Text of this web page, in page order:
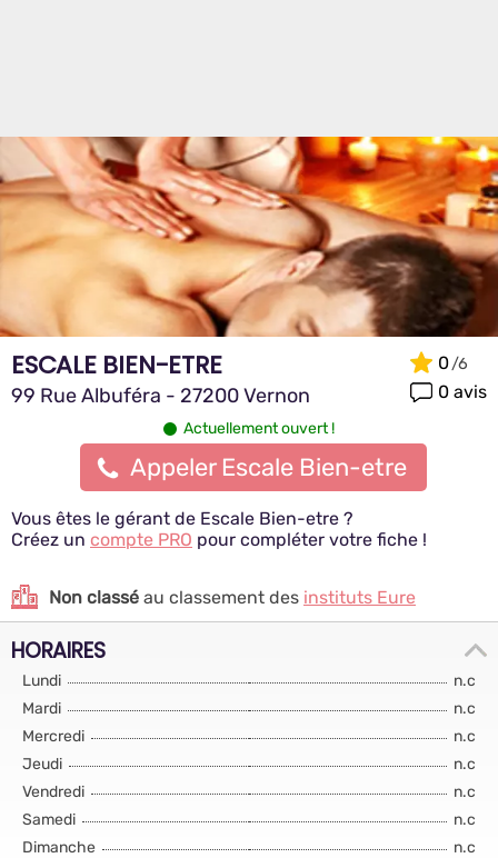
ESCALE BIEN-ETRE
99 Rue Albuféra - 27200 Vernon
0
0 avis
Actuellement ouvert !
Appeler Escale Bien-etre
Vous êtes le gérant de Escale Bien-etre ?
Créez un compte PRO pour compléter votre fiche !
Non classé au classement des instituts Eure
HORAIRES
Lundi
n.c
Mardi
n.c
Mercredi
n.c
Jeudi
n.c
Vendredi
n.c
Samedi
n.c
Dimanche
n.c